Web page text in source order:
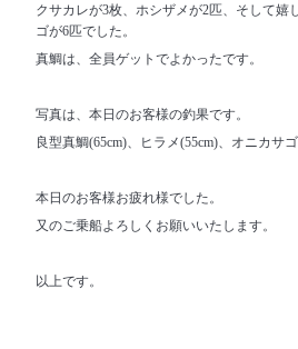
クサカレが3枚、ホシザメが2匹、そして嬉
ゴが6匹でした。
真鯛は、全員ゲットでよかったです。
写真は、本日のお客様の釣果です。
良型真鯛(65cm)、ヒラメ(55cm)、オニカサ
本日のお客様お疲れ様でした。
又のご乗船よろしくお願いいたします。
以上です。